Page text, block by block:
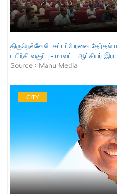
திருநெல்வேலி: சட்டப்பேரவை
பயிற்சி வகுப்பு - மாவட்ட ஆட்சியர்
Source : Manu Media
CITY